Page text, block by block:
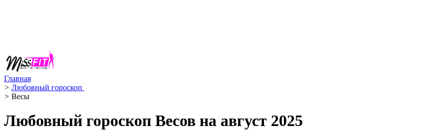
Главная
> Любовный гороскоп ️
> Весы ️
Любовный гороскоп Весов на август 2025